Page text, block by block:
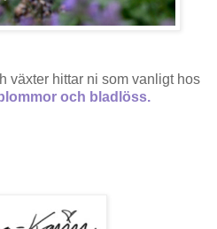
växter hittar ni som vanligt hos
och bladlöss.